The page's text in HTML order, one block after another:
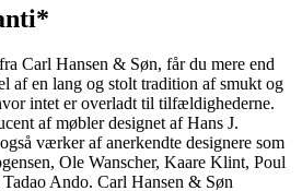
Carl Hansen & Søn, får du mere end
af en lang og stolt tradition af smukt og
intet er overladt til tilfældighederne.
af møbler designet af Hans J.
værker af anerkendte designere som
Ole Wanscher, Kaare Klint, Poul
Ando. Carl Hansen & Søn